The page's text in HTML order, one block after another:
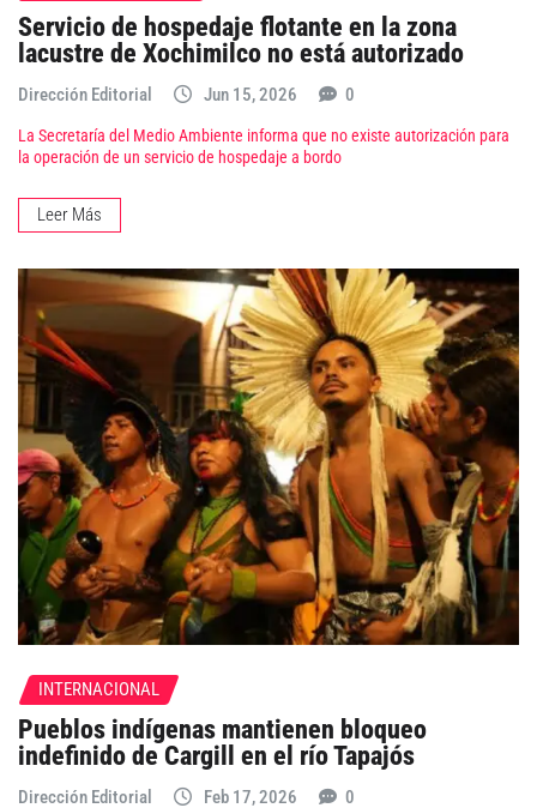
Servicio de hospedaje flotante en la zona
lacustre de Xochimilco no está autorizado
Dirección Editorial Jun 15, 2026 0
La Secretaría del Medio Ambiente informa que no existe autorización para
la operación de un servicio de hospedaje a bordo
Leer Más
INTERNACIONAL
Pueblos indígenas mantienen bloqueo
indefinido de Cargill en el río Tapajós
Dirección Editorial Feb 17, 2026 0